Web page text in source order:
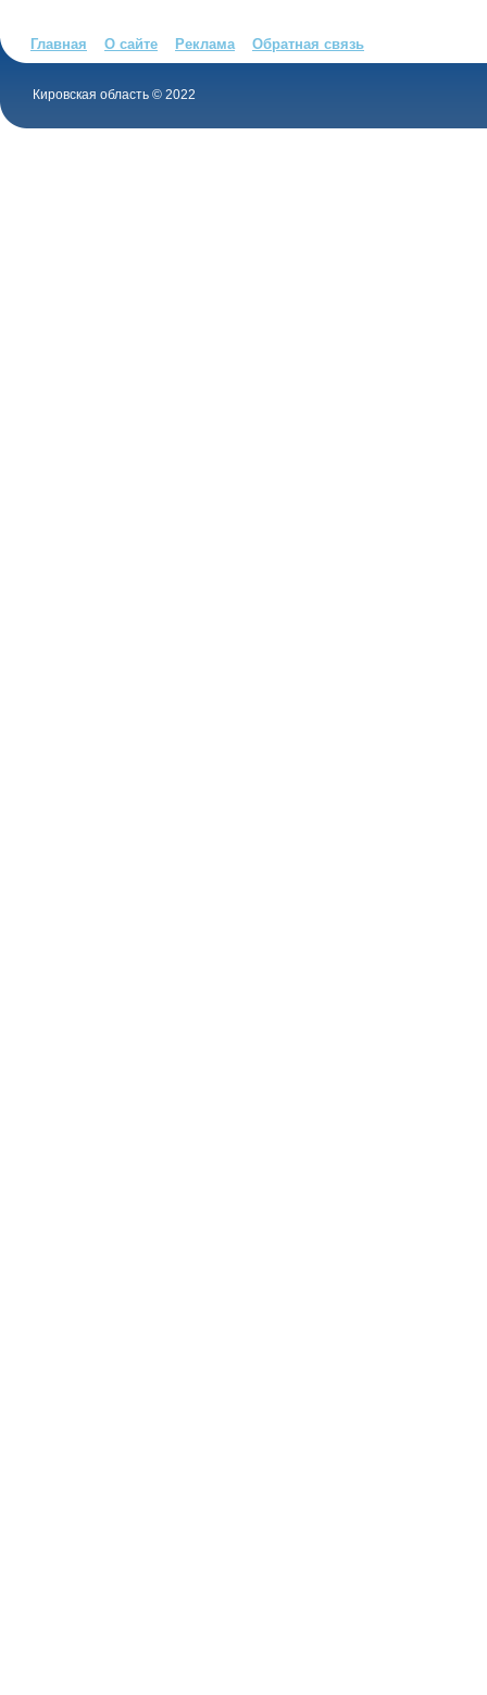
Главная О сайте Реклама Обратная связь
Кировская область © 2022